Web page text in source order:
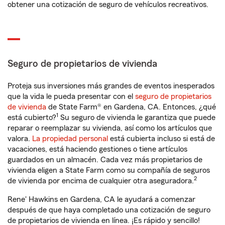
obtener una cotización de seguro de vehículos recreativos.
Seguro de propietarios de vivienda
Proteja sus inversiones más grandes de eventos inesperados
que la vida le pueda presentar con el seguro de propietarios
de vivienda de State Farm® en Gardena, CA. Entonces, ¿qué
está cubierto?1 Su seguro de vivienda le garantiza que puede
reparar o reemplazar su vivienda, así como los artículos que
valora. La propiedad personal está cubierta incluso si está de
vacaciones, está haciendo gestiones o tiene artículos
guardados en un almacén. Cada vez más propietarios de
vivienda eligen a State Farm como su compañía de seguros
de vivienda por encima de cualquier otra aseguradora.2
Rene' Hawkins en Gardena, CA le ayudará a comenzar
después de que haya completado una cotización de seguro
de propietarios de vivienda en línea. ¡Es rápido y sencillo!